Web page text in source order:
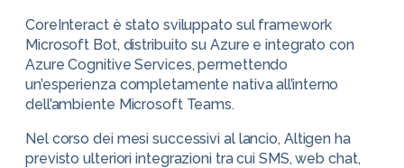
CoreInteract è stato sviluppato sul framework
Microsoft Bot, distribuito su Azure e integrato con
Azure Cognitive Services, permettendo
un’esperienza completamente nativa all’interno
dell’ambiente Microsoft Teams.
Nel corso dei mesi successivi al lancio, Altigen ha
previsto ulteriori integrazioni tra cui SMS, web chat,